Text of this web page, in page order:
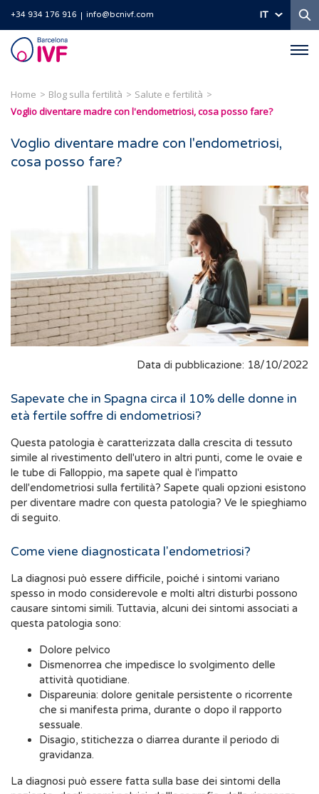
+34 934 176 916 info@bcnivf.com IT
Barcelona
IVF
Home Blog sulla fertilità
Salute e fertilità
Voglio diventare madre con l'endometriosi, cosa posso fare?
Voglio diventare madre con l'endometriosi,
cosa posso fare?
Data di pubblicazione: 18/10/2022
Sapevate che in Spagna circa il 10% delle donne in
età fertile soffre di endometriosi?
Questa patologia è caratterizzata dalla crescita di tessuto
simile al rivestimento dell'utero in altri punti, come le ovaie e
le tube di Falloppio, ma sapete qual è l'impatto
dell'endometriosi sulla fertilità? Sapete quali opzioni esistono
per diventare madre con questa patologia? Ve le spieghiamo
di seguito.
Come viene diagnosticata l'endometriosi?
La diagnosi può essere difficile, poiché i sintomi variano
spesso in modo considerevole e molti altri disturbi possono
causare sintomi simili. Tuttavia, alcuni dei sintomi associati a
questa patologia sono:
Dolore pelvico
Dismenorrea che impedisce lo svolgimento delle
attività quotidiane.
Dispareunia: dolore genitale persistente o ricorrente
che si manifesta prima, durante o dopo il rapporto
sessuale.
Disagio, stitichezza o diarrea durante il periodo di
gravidanza.
La diagnosi può essere fatta sulla base dei sintomi della